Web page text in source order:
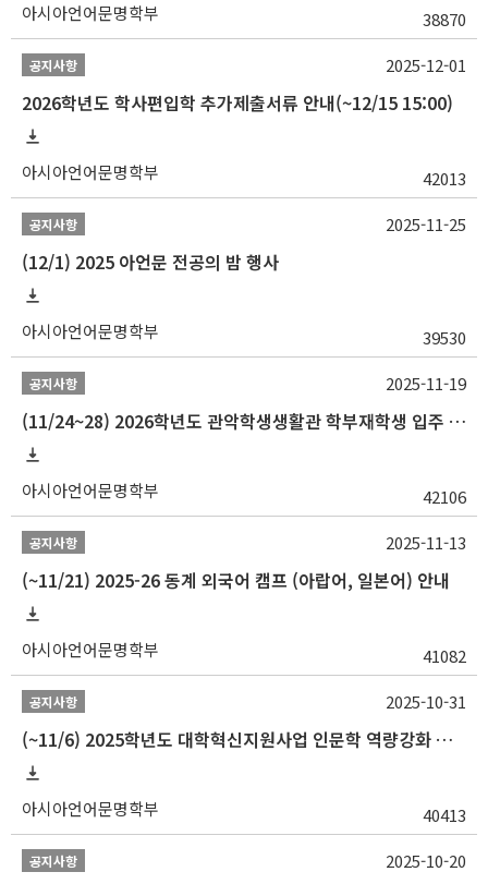
아시아언어문명학부 38870
공지사항
2026학년도 학사편입학 추가제출서류 안내(~12/15 15:00)
아시아언어문명학부 42013
2025-12-01
공지사항
(12/1) 2025 아언문 전공의 밤 행사
아시아언어문명학부 39530
2025-11-25
공지사항
(11/24~28) 2026학년도 관악학생생활관 학부재학생 입주 신청 일정 안내
아시아언어문명학부 42106
2025-11-19
공지사항
(~11/21) 2025-26 동계 외국어 캠프 (아랍어, 일본어) 안내
아시아언어문명학부 41082
2025-11-13
공지사항
(~11/6) 2025학년도 대학혁신지원사업 인문학 역량강화 동계 인턴십 참가자 선발 안내
아시아언어문명학부 40413
2025-10-31
공지사항 2025-10-20